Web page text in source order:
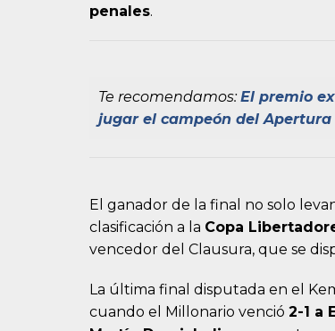
penales.
Te recomendamos:El premio
jugar el campeón del Apertura
El ganador de la final no solo
clasificación a la Copa
vencedor del Clausura, que se
La última final disputada en el
cuando el Millonario venció 2-1 a